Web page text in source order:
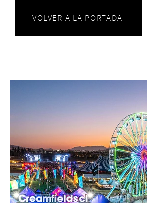
VOLVER A LA PORTADA